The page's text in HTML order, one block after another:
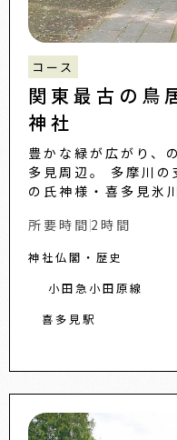
コース
関東最古の鳥
神社
豊かな緑が広がり、
多見周辺。 多摩川の支流・野川を歩き、この土地
の氏神様・喜多見氷
な街歩きをお楽し...
所要時間 2時間
神社仏閣・歴史
小田急小田原線
喜多見駅